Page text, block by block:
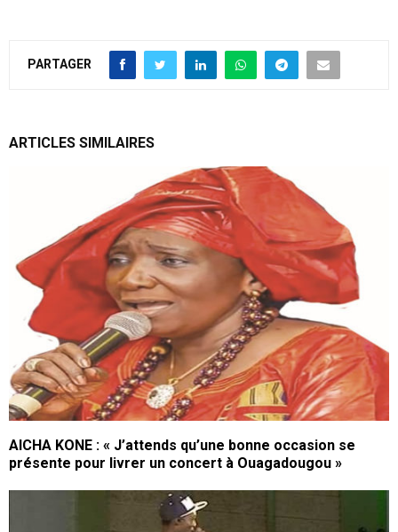
PARTAGER
ARTICLES SIMILAIRES
AICHA KONE : « J’attends qu’une bonne occasion se
présente pour livrer un concert à Ouagadougou »